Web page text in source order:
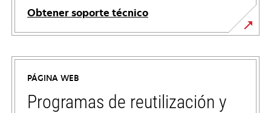
Obtener soporte técnico
se
abre
una
pestaña
PÁGINA WEB
Programas de reutilización y